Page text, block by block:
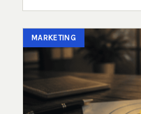
MARKETING